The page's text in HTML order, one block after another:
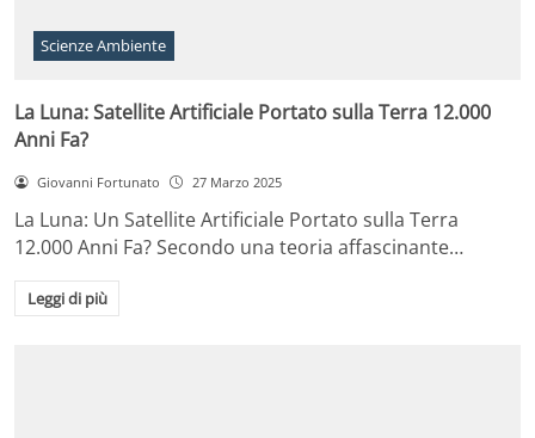
Scienze Ambiente
La Luna: Satellite Artificiale Portato sulla Terra 12.000
Anni Fa?
Giovanni Fortunato 27 Marzo 2025
La Luna: Un Satellite Artificiale Portato sulla Terra
12.000 Anni Fa? Secondo una teoria affascinante…
Leggi di più